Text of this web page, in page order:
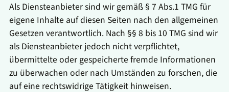
Als Diensteanbieter sind wir gemäß § 7 Abs.1 TMG für
eigene Inhalte auf diesen Seiten nach den allgemeinen
Gesetzen verantwortlich. Nach §§ 8 bis 10 TMG sind wir
als Diensteanbieter jedoch nicht verpflichtet,
übermittelte oder gespeicherte fremde Informationen
zu überwachen oder nach Umständen zu forschen, die
auf eine rechtswidrige Tätigkeit hinweisen.